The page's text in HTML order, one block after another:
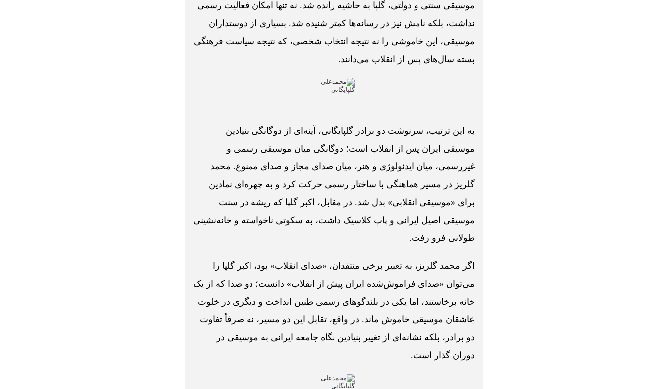
موسیقی سنتی و دولتی، گلپا به حاشیه رانده شد. نه تنها امکان فعالیت رسمی
نداشت، بلکه نامش نیز در رسانه‌ها کمتر شنیده شد. بسیاری از دوستداران
موسیقی، این خاموشی را نه نتیجه‌ انتخاب شخصی، که نتیجه‌ سیاست فرهنگی
بسته‌ سال‌های پس از انقلاب می‌دانند.
به این ترتیب، سرنوشت دو برادر گلپایگانی، آینه‌ای از دوگانگی بنیادین
موسیقی ایران پس از انقلاب است؛ دوگانگی میان موسیقی رسمی و
غیررسمی، میان ایدئولوژی و هنر، میان صدای مجاز و صدای ممنوع. محمد
گلریز در مسیر هماهنگی با ساختار رسمی حرکت کرد و به چهره‌ای نمادین
برای «موسیقی انقلابی» بدل شد. در مقابل، اکبر گلپا که ریشه در سنت
موسیقی اصیل ایرانی و پاپ کلاسیک داشت، به سکوتی ناخواسته و خانه‌نشینی
طولانی فرو رفت.
اگر محمد گلریز، به تعبیر برخی منتقدان، «صدای انقلاب» بود، اکبر گلپا را
می‌توان «صدای فراموش‌شده‌ ایران پیش از انقلاب» دانست؛ دو صدا که از یک
خانه برخاستند، اما یکی در بلندگوهای رسمی طنین انداخت و دیگری در خلوت
عاشقان موسیقی خاموش ماند. در واقع، تقابل این دو مسیر، نه صرفاً تفاوت
دو برادر، بلکه نشانه‌ای از تغییر بنیادین نگاه جامعه ایرانی به موسیقی در
دوران گذار است.